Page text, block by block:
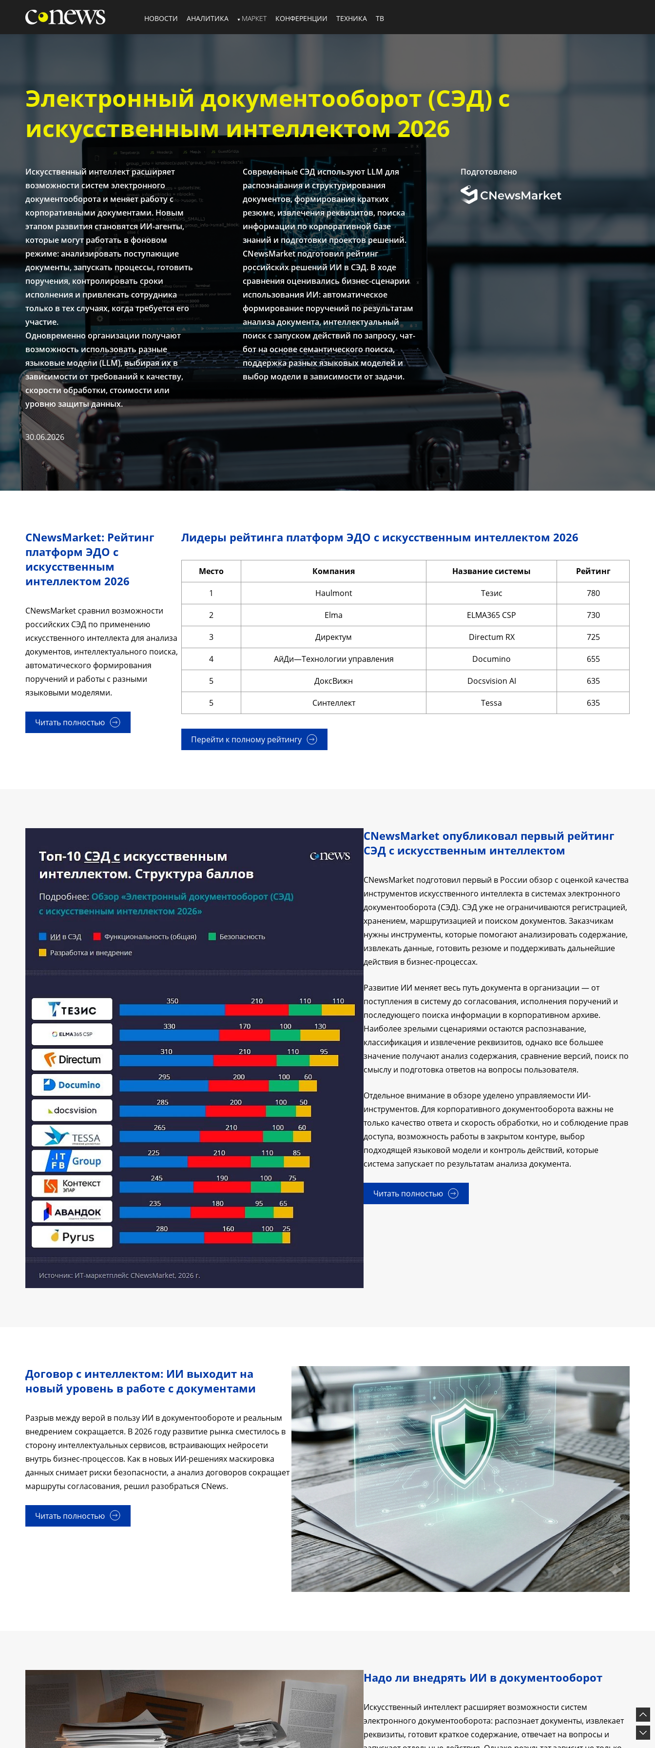
НОВОСТИ АНАЛИТИКА МАРКЕТ КОНФЕРЕНЦИИ ТЕХНИКА ТВ
Электронный документооборот (СЭД) с
искусственным интеллектом 2026
Искусственный интеллект расширяет
возможности систем электронного
документооборота и меняет работу с
корпоративными документами. Новым
этапом развития становятся ИИ-агенты,
которые могут работать в фоновом
режиме: анализировать поступающие
документы, запускать процессы, готовить
поручения, контролировать сроки
исполнения и привлекать сотрудника
только в тех случаях, когда требуется его
участие.
Одновременно организации получают
возможность использовать разные
языковые модели (LLM), выбирая их в
зависимости от требований к качеству,
скорости обработки, стоимости или
уровню защиты данных.
Современные СЭД используют LLM для
распознавания и структурирования
документов, формирования кратких
резюме, извлечения реквизитов, поиска
информации по корпоративной базе
знаний и подготовки проектов решений.
CNewsMarket подготовил рейтинг
российских решений ИИ в СЭД. В ходе
сравнения оценивались бизнес-сценарии
использования ИИ: автоматическое
формирование поручений по результатам
анализа документа, интеллектуальный
поиск с запуском действий по запросу, чат-
бот на основе семантического поиска,
поддержка разных языковых моделей и
выбор модели в зависимости от задачи.
Подготовлено
30.06.2026
CNewsMarket: Рейтинг
платформ ЭДО с
искусственным
интеллектом 2026
CNewsMarket сравнил возможности
российских СЭД по применению
искусственного интеллекта для анализа
документов, интеллектуального поиска,
автоматического формирования
поручений и работы с разными
языковыми моделями.
Читать полностью
Лидеры рейтинга платформ ЭДО с искусственным интеллектом 2026
Место Компания Название системы Рейтинг
1 Haulmont Тезис 780
2 Elma ELMA365 CSP 730
3 Директум Directum RX 725
4 АйДи—Технологии управления Documino 655
5 ДоксВижн Docsvision AI 635
5 Синтеллект Tessa 635
Перейти к полному рейтингу
CNewsMarket опубликовал первый рейтинг
СЭД с искусственным интеллектом
CNewsMarket подготовил первый в России обзор с оценкой качества
инструментов искусственного интеллекта в системах электронного
документооборота (СЭД). СЭД уже не ограничиваются регистрацией,
хранением, маршрутизацией и поиском документов. Заказчикам
нужны инструменты, которые помогают анализировать содержание,
извлекать данные, готовить резюме и поддерживать дальнейшие
действия в бизнес-процессах.
Развитие ИИ меняет весь путь документа в организации — от
поступления в систему до согласования, исполнения поручений и
последующего поиска информации в корпоративном архиве.
Наиболее зрелыми сценариями остаются распознавание,
классификация и извлечение реквизитов, однако все большее
значение получают анализ содержания, сравнение версий, поиск по
смыслу и подготовка ответов на вопросы пользователя.
Отдельное внимание в обзоре уделено управляемости ИИ-
инструментов. Для корпоративного документооборота важны не
только качество ответа и скорость обработки, но и соблюдение прав
доступа, возможность работы в закрытом контуре, выбор
подходящей языковой модели и контроль действий, которые
система запускает по результатам анализа документа.
Читать полностью
Договор с интеллектом: ИИ выходит на
новый уровень в работе с документами
Разрыв между верой в пользу ИИ в документообороте и реальным
внедрением сокращается. В 2026 году развитие рынка сместилось в
сторону интеллектуальных сервисов, встраивающих нейросети
внутрь бизнес-процессов. Как в новых ИИ-решениях маскировка
данных снимает риски безопасности, а анализ договоров сокращает
маршруты согласования, решил разобраться CNews.
Читать полностью
Надо ли внедрять ИИ в документооборот
Искусственный интеллект расширяет возможности систем
электронного документооборота: распознает документы, извлекает
реквизиты, готовит краткое содержание, отвечает на вопросы и